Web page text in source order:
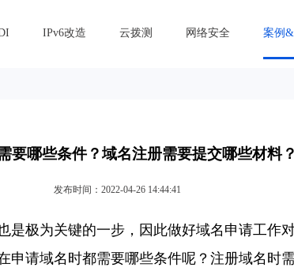
IPv6改造 云拨测 网络安全 案例
要哪些条件？域名注册需要提交哪些材料
发布时间：2022-04-26 14:44:41
是极为关键的一步，因此做好域名申请工作
申请域名时都需要哪些条件呢？注册域名时